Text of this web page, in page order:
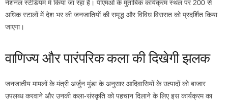
नेशनल स्टेडियम में किया जा रहा है। पीएमओ के मुताबिक कार्यक्रम स्थल पर 200 से
अधिक स्टालों में देश भर की जनजातियों की समृद्ध और विविध विरासत को प्रदर्शित किया
जाएगा।
वाणिज्य और पारंपरिक कला की दिखेगी झलक
जनजातीय मामलों के मंत्री अर्जुन मुंडा के अनुसार आदिवासियों के उत्पादों को बाजार
उपलब्ध करवाने और उनकी कला-संस्कृति को पहचान दिलाने के लिए इस कार्यक्रम का